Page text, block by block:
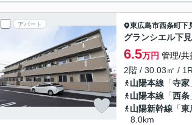
アパート 東広島市西条町下
グランシエル下
6.5万円 管理/共
2階 / 30.03㎡ /
山陽本線 「寺家
山陽本線 「西条
山陽新幹線 「東
8.0km